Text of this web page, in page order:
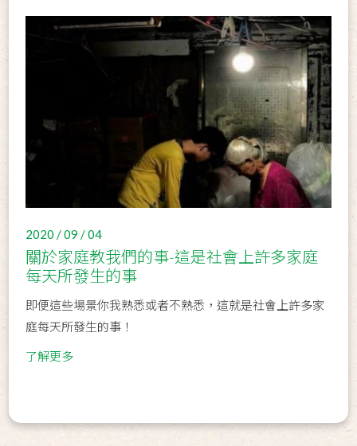
2020 / 09 / 04
關於家庭教我們的事-這是社會上許多家庭
每天所發生的事
即便這些場景你我熟悉或者不熟悉，這就是社會上許多家
庭每天所發生的事！
了解更多